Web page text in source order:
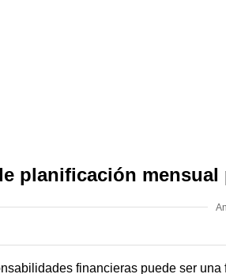
planificación
financieras puede ser